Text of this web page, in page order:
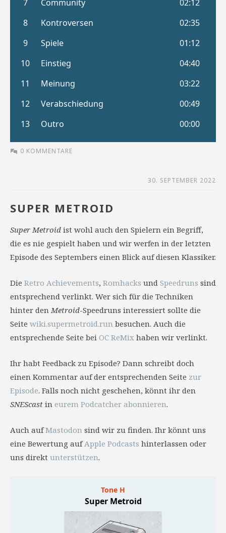
0 KOMMENTARE
30. SEPTEMBER 2022
SUPER METROID
Super Metroid ist wohl auch den Spielern ein Begriff,
die es nie gespielt haben und wir werfen in der letzten
Episode des Septembers einen Blick auf diesen Klassiker.
Die Retro Achievements, Romhacks und Speedruns sind
entsprechend verlinkt. Wer sich für die Techniken
hinter denMetroid-Speedruns interessiert sollte die
Seite wiki.supermetroid.run besuchen. Auch die
entsprechende Seite bei OC ReMix haben wir verlinkt.
Ihr habt Feedback zu Episode? Dann schreibt doch
einen Kommentar auf der entsprechenden Seite zur
Episode. Falls noch nicht geschehen, könnt ihr den
SNEScast in eurem Podcatcher abonnieren.
Auch aufMastodon sind wir zu finden. Ihr könnt uns
eine Bewertung aufApple Podcasts hinterlassen oder
uns direkt unterstützen.